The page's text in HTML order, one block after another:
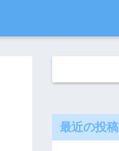
最近の投稿